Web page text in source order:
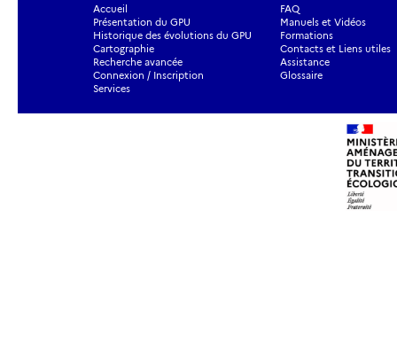
Accueil
Présentation du GPU
Historique des évolutions du GPU
Cartographie
Recherche avancée
Connexion / Inscription
Services
FAQ
Manuels et Vidéos
Formations
Contacts et Liens utiles
Assistance
Glossaire